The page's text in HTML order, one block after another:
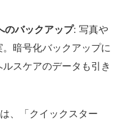
バックアップ: 写真や
暗号化バックアップに
スケアのデータも引き
、「クイックスター